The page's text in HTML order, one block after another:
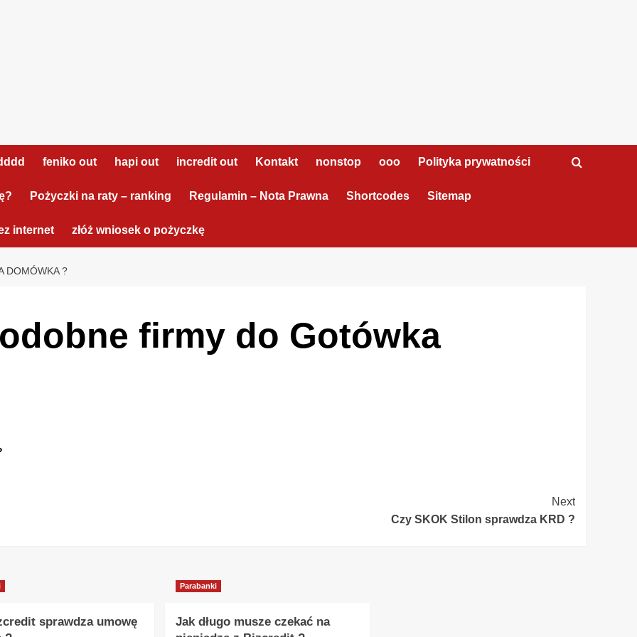
feniko out hapi out incredit out Kontakt nonstop ooo Polityka prywatności
Pożyczki na raty – ranking Regulamin – Nota Prawna Shortcodes Sitemap
internet złóż wniosek o pożyczkę
DOMÓWKA ?
firmy do Gotówka
Next
Czy SKOK Stilon sprawdza KRD ?
sprawdza umowę
Parabanki
Jak długo musze czekać na